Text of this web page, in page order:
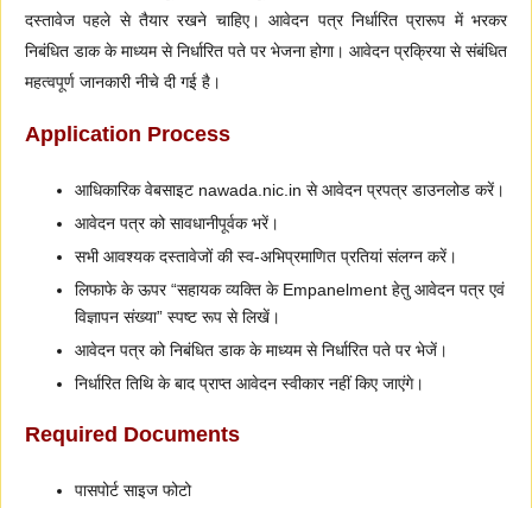
दस्तावेज पहले से तैयार रखने चाहिए। आवेदन पत्र निर्धारित प्रारूप में भरकर
निबंधित डाक के माध्यम से निर्धारित पते पर भेजना होगा। आवेदन प्रक्रिया से संबंधित
महत्वपूर्ण जानकारी नीचे दी गई है।
Application Process
आधिकारिक वेबसाइट nawada.nic.in से आवेदन प्रपत्र डाउनलोड करें।
आवेदन पत्र को सावधानीपूर्वक भरें।
सभी आवश्यक दस्तावेजों की स्व-अभिप्रमाणित प्रतियां संलग्न करें।
लिफाफे के ऊपर “सहायक व्यक्ति के Empanelment हेतु आवेदन पत्र एवं
विज्ञापन संख्या” स्पष्ट रूप से लिखें।
आवेदन पत्र को निबंधित डाक के माध्यम से निर्धारित पते पर भेजें।
निर्धारित तिथि के बाद प्राप्त आवेदन स्वीकार नहीं किए जाएंगे।
Required Documents
पासपोर्ट साइज फोटो